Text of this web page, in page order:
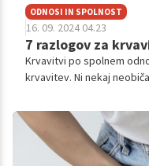
ODNOSI IN SPOLNOST
16. 09. 2024 04.23
7 razlogov za
Krvavitvi po spolnem
krvavitev. Ni nekaj